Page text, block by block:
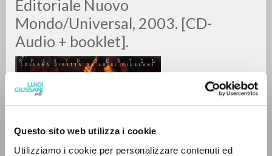
Questo sito web utilizza i cookie
Utilizziamo i cookie per personalizzare contenuti ed
Editoriale Nuovo
Mondo/Universal, 2003. [CD-
Audio + booklet].